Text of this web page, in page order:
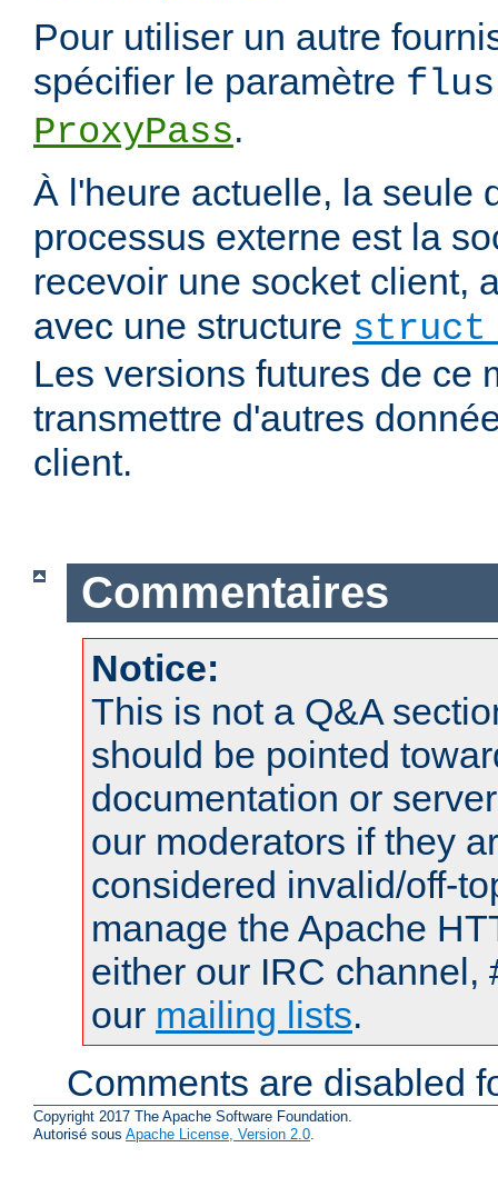
Pour utiliser un autre
spécifier le paramètre
ProxyPass.
À l'heure actuelle, la seule
processus externe est la
recevoir une socket client,
avec une structure struct
Les versions futures de ce
transmettre d'autres
client.
Commentaires
Notice:
This is not a Q&A
should be pointed
documentation or
our moderators if they
considered invalid/off-
manage the Apache
either our IRC channel,
our mailing lists.
Comments are disabled
Copyright 2017 The Apache Software Foundation.
Autorisé sous Apache License, Version 2.0.